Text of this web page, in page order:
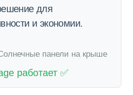
для
и экономии.
панели на крыше
работает ✅